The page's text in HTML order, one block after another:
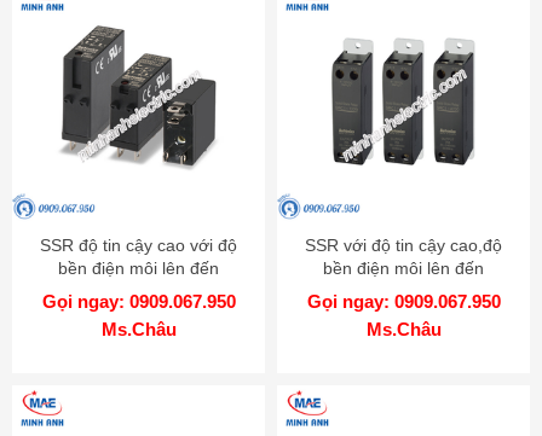
SSR độ tin cậy cao với độ
bền điện môi lên đến
4000VAC - Model SRS1
Gọi ngay: 0909.067.950
Ms.Châu
SSR với độ tin cậy cao,độ
bền điện môi lên đến
4000VAC - Model SRC1
Gọi ngay: 0909.067.950
Ms.Châu